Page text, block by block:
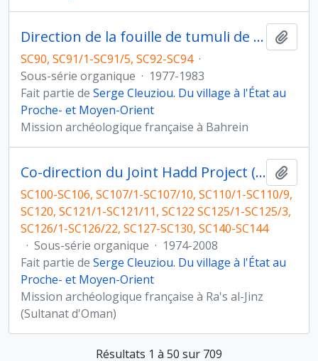
Direction de la fouille de tumuli de l'Age du Bronze à Umm Jidr, Bahreïn (novembre 1979)
SC90, SC91/1-SC91/5, SC92-SC94 ·
Sous-série organique · 1977-1983
Fait partie de Serge Cleuziou. Du village à l'État au
Proche- et Moyen-Orient
Mission archéologique française à Bahrein
Co-direction du Joint Hadd Project (JHP), Sultanat d'Oman
SC100-SC106, SC107/1-SC107/10, SC110/1-SC110/9,
SC120, SC121/1-SC121/11, SC122 SC125/1-SC125/3,
SC126/1-SC126/22, SC127-SC130, SC140-SC144
· Sous-série organique · 1974-2008
Fait partie de Serge Cleuziou. Du village à l'État au
Proche- et Moyen-Orient
Mission archéologique française à Ra's al-Jinz
(Sultanat d'Oman)
Résultats 1 à 50 sur 709